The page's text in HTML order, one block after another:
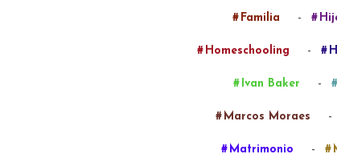
Familia -
Homeschooling -
Ivan Baker -
Marcos Moraes -
Matrimonio -